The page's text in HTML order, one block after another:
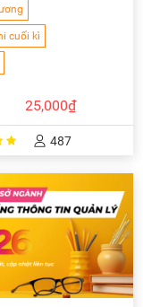
cuối kì
25,000₫
487